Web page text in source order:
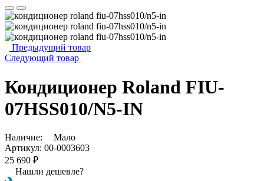
Предыдущий товар
Следующий товар
Кондиционер Roland FIU-
07HSS010/N5-IN
Наличие:
Мало
Артикул: 00-0003603
25 690 ₽
Нашли дешевле?